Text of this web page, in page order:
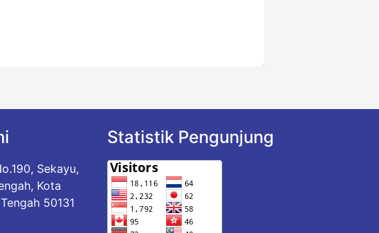
Sekayu,
Kota
50131
Statistik Pengunjung